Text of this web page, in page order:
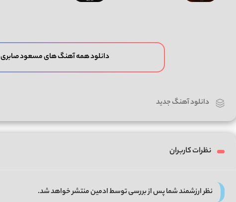
دانلود همه آهنگ های مسعود صابری
دانلود آهنگ جدید
نظرات کاربران
نظر ارزشمند شما پس از بررسی توسط ادمین منتشر خواهد شد.